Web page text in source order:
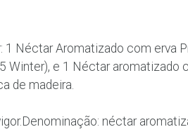
1 Néctar Aromatizado com erva
Winter), e 1 Néctar aromatizado
de madeira.
néctar